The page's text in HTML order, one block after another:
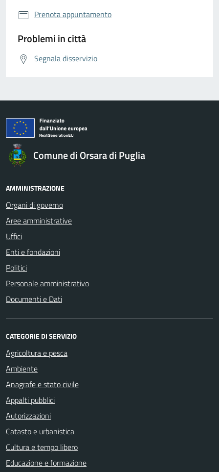
Prenota appuntamento
Problemi in città
Segnala disservizio
Comune di Orsara di Puglia
AMMINISTRAZIONE
Organi di governo
Aree amministrative
Uffici
Enti e fondazioni
Politici
Personale amministrativo
Documenti e Dati
CATEGORIE DI SERVIZIO
Agricoltura e pesca
Ambiente
Anagrafe e stato civile
Appalti pubblici
Autorizzazioni
Catasto e urbanistica
Cultura e tempo libero
Educazione e formazione